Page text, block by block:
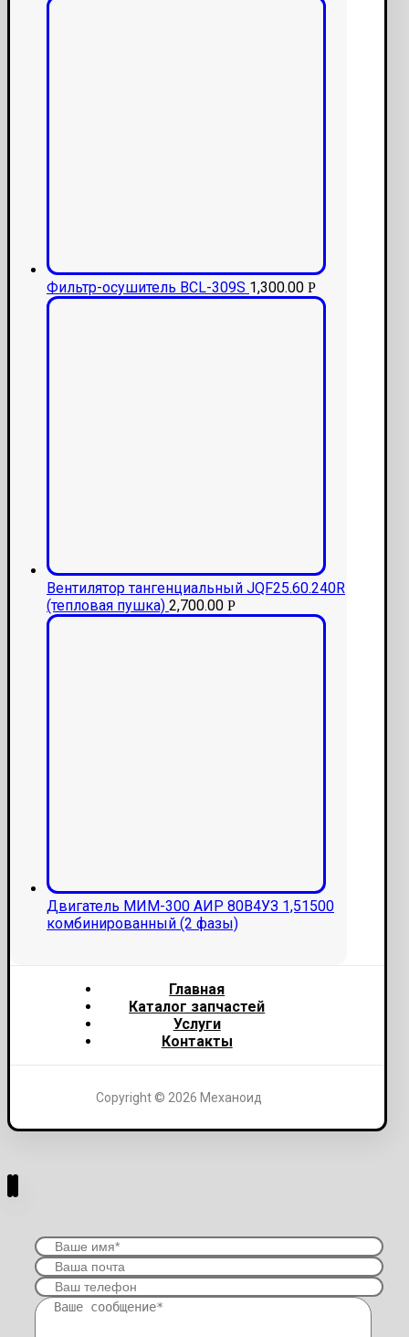
Фильтр-осушитель BCL-309S 1,300.00 Р
Вентилятор тангенциальный JQF25.60.240R
(тепловая пушка) 2,700.00 Р
Двигатель МИМ-300 АИР 80В4УЗ 1,51500
комбинированный (2 фазы)
Главная
Каталог запчастей
Услуги
Контакты
Copyright © 2026 Механоид